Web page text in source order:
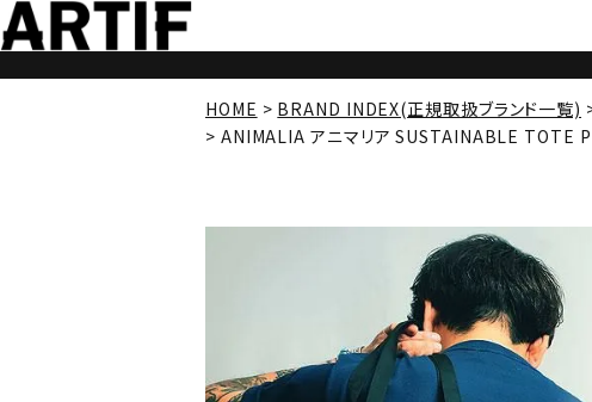
HOME
BRAND INDEX(正規取扱ブランド一覧)
ANIMALIA アニマリア SUSTAINABLE TOTE